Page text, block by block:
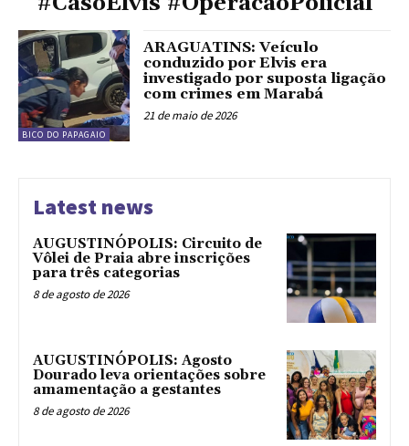
BICO DO PAPAGAIO
ARAGUATINS: Veículo
conduzido por Elvis era
investigado por suposta ligação
com crimes em Marabá
21 de maio de 2026
Latest news
AUGUSTINÓPOLIS: Circuito de
Vôlei de Praia abre inscrições
para três categorias
8 de agosto de 2026
AUGUSTINÓPOLIS: Agosto
Dourado leva orientações sobre
amamentação a gestantes
8 de agosto de 2026